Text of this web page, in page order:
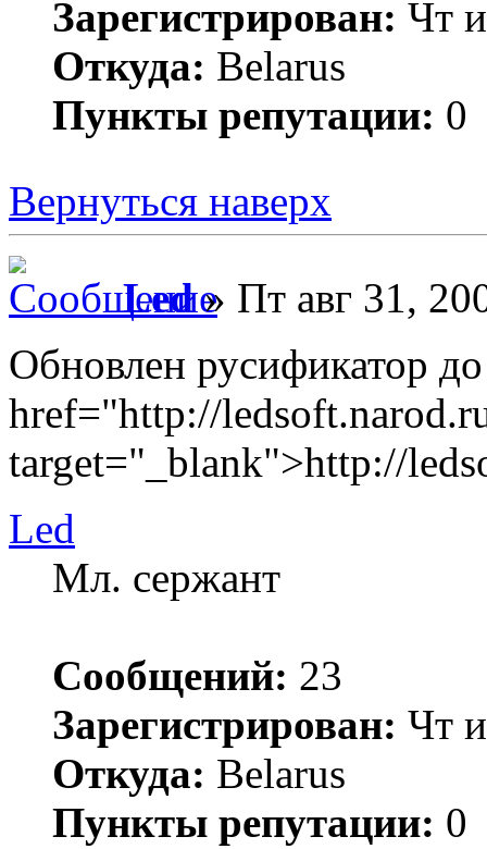
Зарегистрирован: Чт
Откуда: Belarus
Пункты репутации: 0
Вернуться наверх
Led» Пт авг 31,
Обновлен русификатор
href="http://
target="_blank">http://
Led
Мл. сержант
Сообщений: 23
Зарегистрирован: Чт
Откуда: Belarus
Пункты репутации: 0